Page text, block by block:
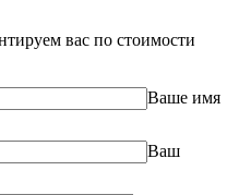
вас по стоимости
Ваше имя
Ваш